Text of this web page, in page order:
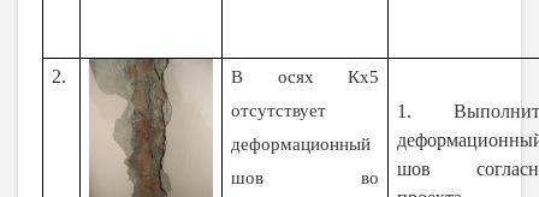
2.
В осях Кх5
отсутствует
деформационный
шов во
1.
шов